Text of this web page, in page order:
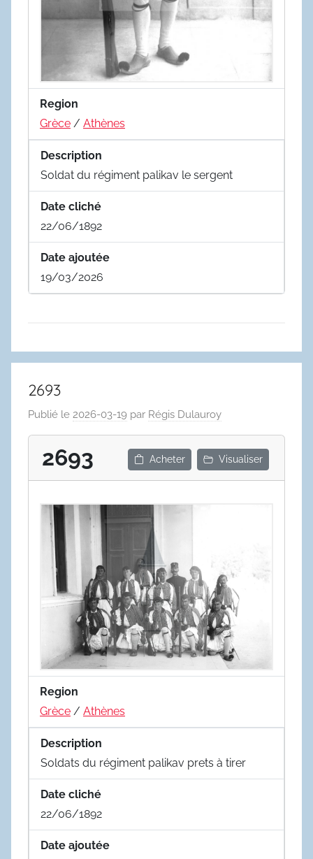
Region
Grèce / Athènes
Description
Soldat du régiment palikav le sergent
Date cliché
22/06/1892
Date ajoutée
19/03/2026
2693
Publié le 2026-03-19 par Régis Dulauroy
2693 Acheter Visualiser
Region
Grèce / Athènes
Description
Soldats du régiment palikav prets à tirer
Date cliché
22/06/1892
Date ajoutée